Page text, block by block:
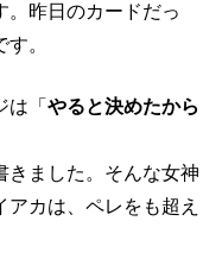
。昨日のカードだっ
。
は「やると決めたから
きました。そんな女神
カは、ペレをも超え